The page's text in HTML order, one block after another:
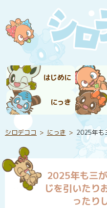
はじめに
にっき
シロデココ にっき 2025年も
2025年も三
じを引いたり
ったり